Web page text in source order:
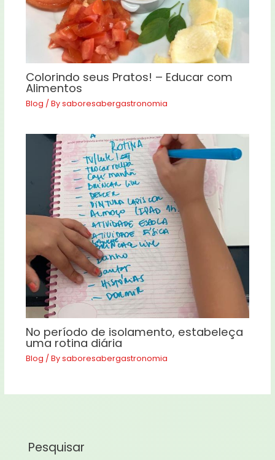
Colorindo seus Pratos! – Educar com
Alimentos
Blog / Bysaboresabergastronomia
No período de isolamento, estabeleça
uma rotina diária
Blog / Bysaboresabergastronomia
Pesquisar